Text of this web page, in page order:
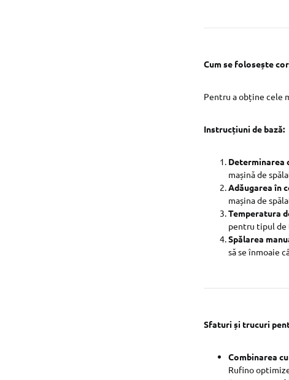
Cum se folosește
Pentru a obține cele
Instrucțiuni de bază:
Determinarea
mașină de
Adăugarea în
mașina de
Temperatura
pentru tipul de
Spălarea
să se înmoaie
Sfaturi și trucuri
Combinarea
Rufino